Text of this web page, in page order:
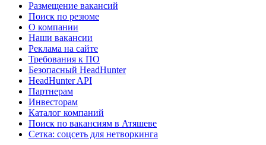
Размещение вакансий
Поиск по резюме
О компании
Наши вакансии
Реклама на сайте
Требования к ПО
Безопасный HeadHunter
HeadHunter API
Партнерам
Инвесторам
Каталог компаний
Поиск по вакансиям в Атяшеве
Сетка: соцсеть для нетворкинга